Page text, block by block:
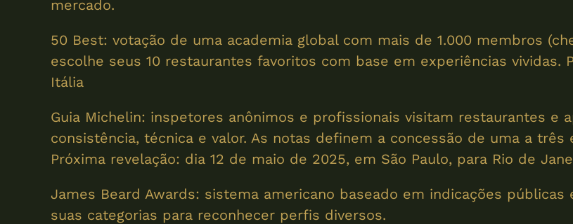
mercado.
50 Best: votação de uma academia global com mais de 1.000 membros
escolhe seus 10 restaurantes favoritos com base em experiências vividas.
Itália
Guia Michelin: inspetores anônimos e profissionais visitam restaurantes e
consistência, técnica e valor. As notas definem a concessão de uma a três
Próxima revelação: dia 12 de maio de 2025, em São Paulo, para Rio de
James Beard Awards: sistema americano baseado em indicações
suas categorias para reconhecer perfis diversos.